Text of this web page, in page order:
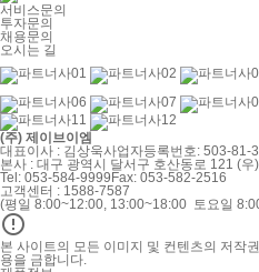
서비스문의
투자문의
채용문의
오시는 길
(주) 제이브이엠
대표이사 : 김상욱사업자등록번호: 503-81-
본사 : 대구 광역시 달서구 호산동로 121 (우
Tel: 053-584-9999 Fax: 053-582-2516
고객센터 : 1588-7587
(평일 8:00~12:00, 13:00~18:00 토요일

본 사이트의 모든 이미지 및 컨텐츠의 저작
용을 금합니다.